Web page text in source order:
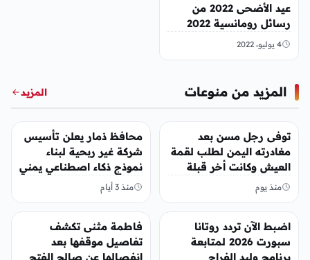
عيد الأضحى 2022 من
رسائل رومانسية 2022
وايضاً رسائل حب بالعيد
4 يوليو، 2022
المزيد من منوعات المزيد
منوعات
توفى رجل مسن بعد
مغادرته اليمن لطلب لقمة
العيش وكانت أخر قبلة
يقدمها لإبنته
منذ يوم
منوعات
محافظ ذمار يعلن تأسيس
شركة غير ربحية لبناء
نموذج ذكاء اصطناعي يمني
منذ 3 أيام
اضبط الآن تردد روتانا
سبورت 2026 لمتابعة
برنامج وليد الفراج
منوعات
فاطمة مثنى تكشف
تفاصيل موقفها بعد
انفصالها عن صالح الفتح